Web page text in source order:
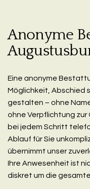
Anonyme
Eine anonyme
Möglichkeit, Abschied
gestalten – ohne
ohne Verpflichtung
bei jedem Schritt
Ablauf für Sie
übernimmt unser
Ihre Anwesenheit ist
diskret um die